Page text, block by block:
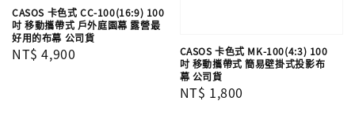
CASOS 卡色式 CC-100(16:9) 100
吋 移動攜帶式 戶外庭園幕 露營最
好用的布幕 公司貨
Regular
NT$ 4,900
CASOS 卡色式 MK-100(4:3) 100
吋 移動攜帶式 簡易壁掛式投影布
幕 公司貨
Regular
NT$ 1,800